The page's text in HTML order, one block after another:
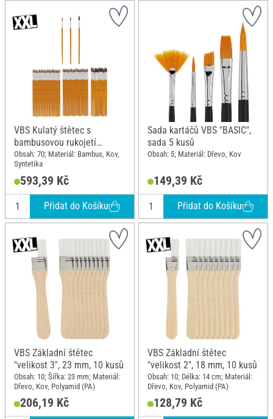
VBS Kulatý štětec s
bambusovou rukojetí
"Assorted", 70 kusů
Obsah: 70; Materiál: Bambus, Kov,
Syntetika
593,39 Kč
Přidat do Košíku
Sada kartáčů VBS "BASIC",
sada 5 kusů
Obsah: 5; Materiál: Dřevo, Kov
149,39 Kč
Přidat do Košíku
VBS Základní štětec
"velikost 3", 23 mm, 10 kusů
Obsah: 10; Šířka: 23 mm; Materiál:
Dřevo, Kov, Polyamid (PA)
206,19 Kč
VBS Základní štětec
"velikost 2", 18 mm, 10 kusů
Obsah: 10; Délka: 14 cm; Materiál:
Dřevo, Kov, Polyamid (PA)
128,79 Kč